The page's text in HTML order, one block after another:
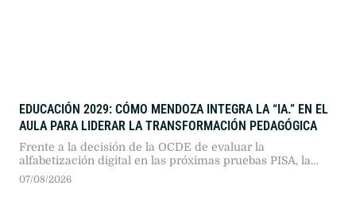
EDUCACIÓN 2029: CÓMO MENDOZA INTEGRA LA “IA.” EN EL
AULA PARA LIDERAR LA TRANSFORMACIÓN PEDAGÓGICA
Frente a la decisión de la OCDE de evaluar la
alfabetización digital en las próximas pruebas PISA, la
provincia avanza con el programa Edutec en más de cien
07/08/2026